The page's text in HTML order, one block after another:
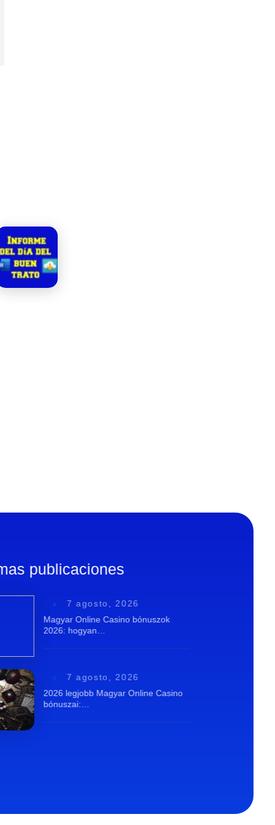
publicaciones
7 agosto, 2026
Magyar Online Casino bónuszok
2026: hogyan…
7 agosto, 2026
2026 legjobb Magyar Online Casino
bónuszai:…